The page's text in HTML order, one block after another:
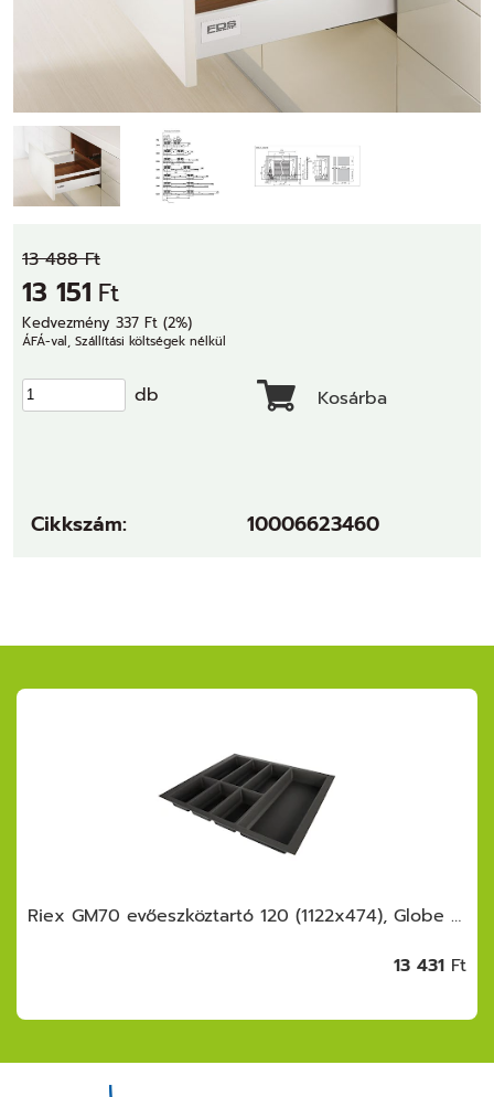
13 488 Ft
13 151 Ft
Kedvezmény 337 Ft (2%)
ÁFÁ-val, Szállítási költségek nélkül
db Kosárba
Cikkszám: 10006623460
Riex GM70 evőeszköztartó 120 (1122x474), Globe softTouch, szürke
13 431 Ft